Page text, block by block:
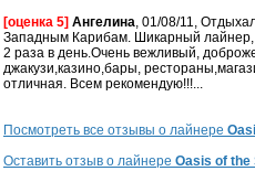
[оценка 5] Ангелина, 01/08/11,
Западным Карибам. Шикарный лайнер,
2 раза в день.Очень вежливый,
джакузи,казино,бары,
отличная. Всем рекомендую!!!...
Посмотреть все отзывы о лайнере
Оставить отзыв о лайнере Oasis of the